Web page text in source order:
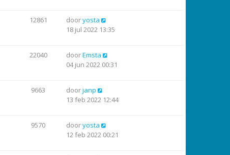
12861 dooryosta
18 jul 2022 13:35
22040 doorEmsta
04 jun 2022 00:31
9663 doorjanp
13 feb 2022 12:44
9570 dooryosta
12 feb 2022 00:21